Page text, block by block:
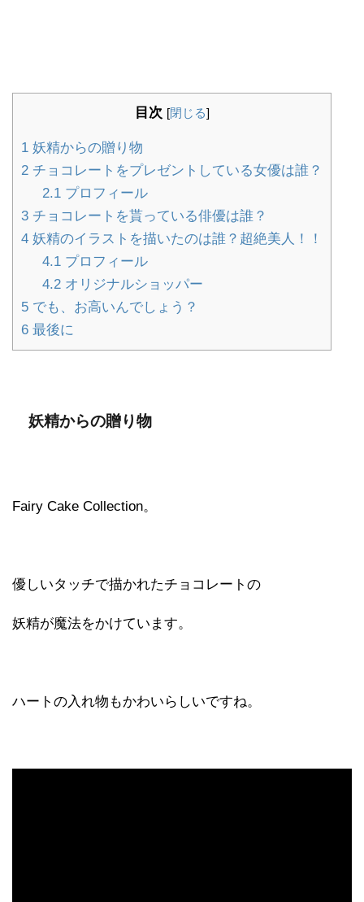
目次 [閉じる]
1 妖精からの贈り物
2 チョコレートをプレゼントしている女優は誰？
2.1プロフィール
3 チョコレートを貰っている俳優は誰？
4 妖精のイラストを描いたのは誰？超絶美人！！
4.1プロフィール
4.2オリジナルショッパー
5 でも、お高いんでしょう？
6 最後に
妖精からの贈り物
Fairy Cake Collection。
優しいタッチで描かれたチョコレートの
妖精が魔法をかけています。
ハートの入れ物もかわいらしいですね。